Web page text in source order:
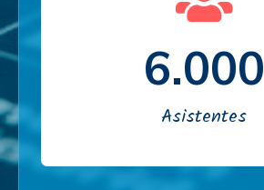
6.000
Asistentes